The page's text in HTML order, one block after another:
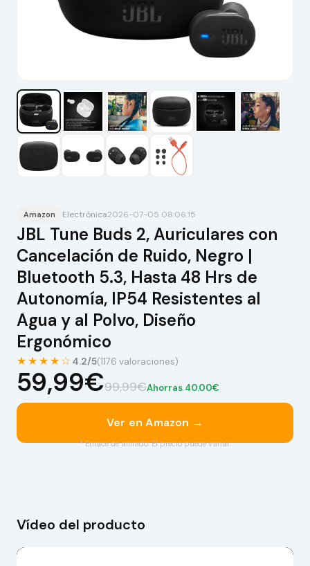
Amazon Electrónica2026-07-05 08:06:15
JBL Tune Buds 2, Auriculares con
Cancelación de Ruido, Negro |
Bluetooth 5.3, Hasta 48 Hrs de
Autonomía, IP54 Resistentes al
Agua y al Polvo, Diseño
Ergonómico
★★★★☆ 4.2/5(1176 valoraciones)
59,99€99,99€Ahorras 40.00€
Ver en Amazon →
* Enlace de afiliado. El precio puede variar.
Vídeo del producto